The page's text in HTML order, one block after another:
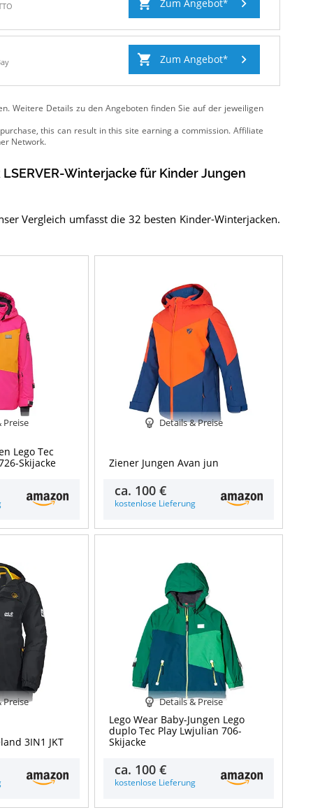
Zum Angebot
Zum Angebot
Weitere Details zu den Angebotenfinden Sie auf der jeweiligen
LSERVER-Winterjacke für Kinder Jungen
Vergleich umfasst die 32 besten Kinder-Winterjacken.
Preise
Lego Tec
Skijacke
Details & Preise
Ziener Jungen Avan jun
ca. 100 €
kostenlose Lieferung
Preise
3IN1 JKT
Details & Preise
Lego Wear Baby-Jungen Lego
duplo Tec Play Lwjulian 706-
Skijacke
ca. 100 €
kostenlose Lieferung